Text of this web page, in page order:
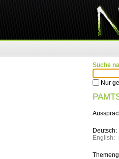
Suche
Nur
Deutsch:
English: